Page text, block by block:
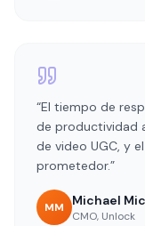
“El tiempo de
de productividad
de video UGC, y
prometedor.”
MM Michael
CMO, Unlock